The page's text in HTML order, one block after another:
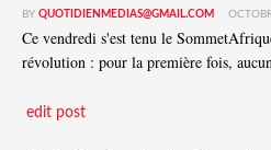
BY QUOTIDIENMEDIAS@GMAIL.COM
Ce vendredi s'est tenu le
révolution : pour la première fois,
edit post